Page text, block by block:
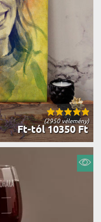
(2950 vélemény)
Ft-tól 10350 Ft